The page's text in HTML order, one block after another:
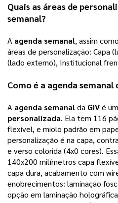
Quais as áreas de
semanal?
A agenda semanal, assim
áreas de personalização: Capa
(lado externo), Institucional
Como é a agenda semanal
A agenda semanal da GIV é
personalizada. Ela tem 116
flexível, e miolo padrão em
personalização é na capa,
e verso colorida (4x0 cores).
140x200 milímetros capa
capa dura, acabamento com
enobrecimentos: laminação
opção em laminação